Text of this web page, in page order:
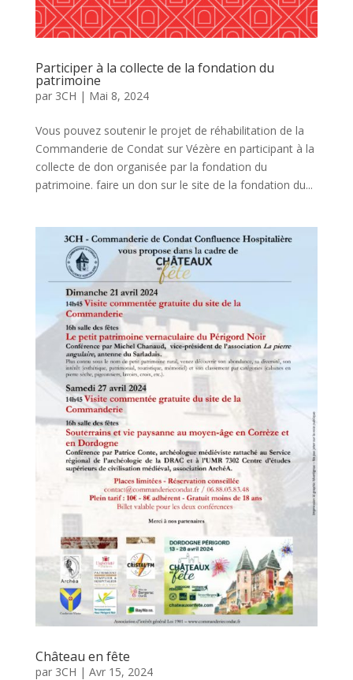
Participer à la collecte de la fondation du
patrimoine
par 3CH | Mai 8, 2024
Vous pouvez soutenir le projet de réhabilitation de la
Commanderie de Condat sur Vézère en participant à la
collecte de don organisée par la fondation du
patrimoine. faire un don sur le site de la fondation du...
Château en fête
par 3CH | Avr 15, 2024